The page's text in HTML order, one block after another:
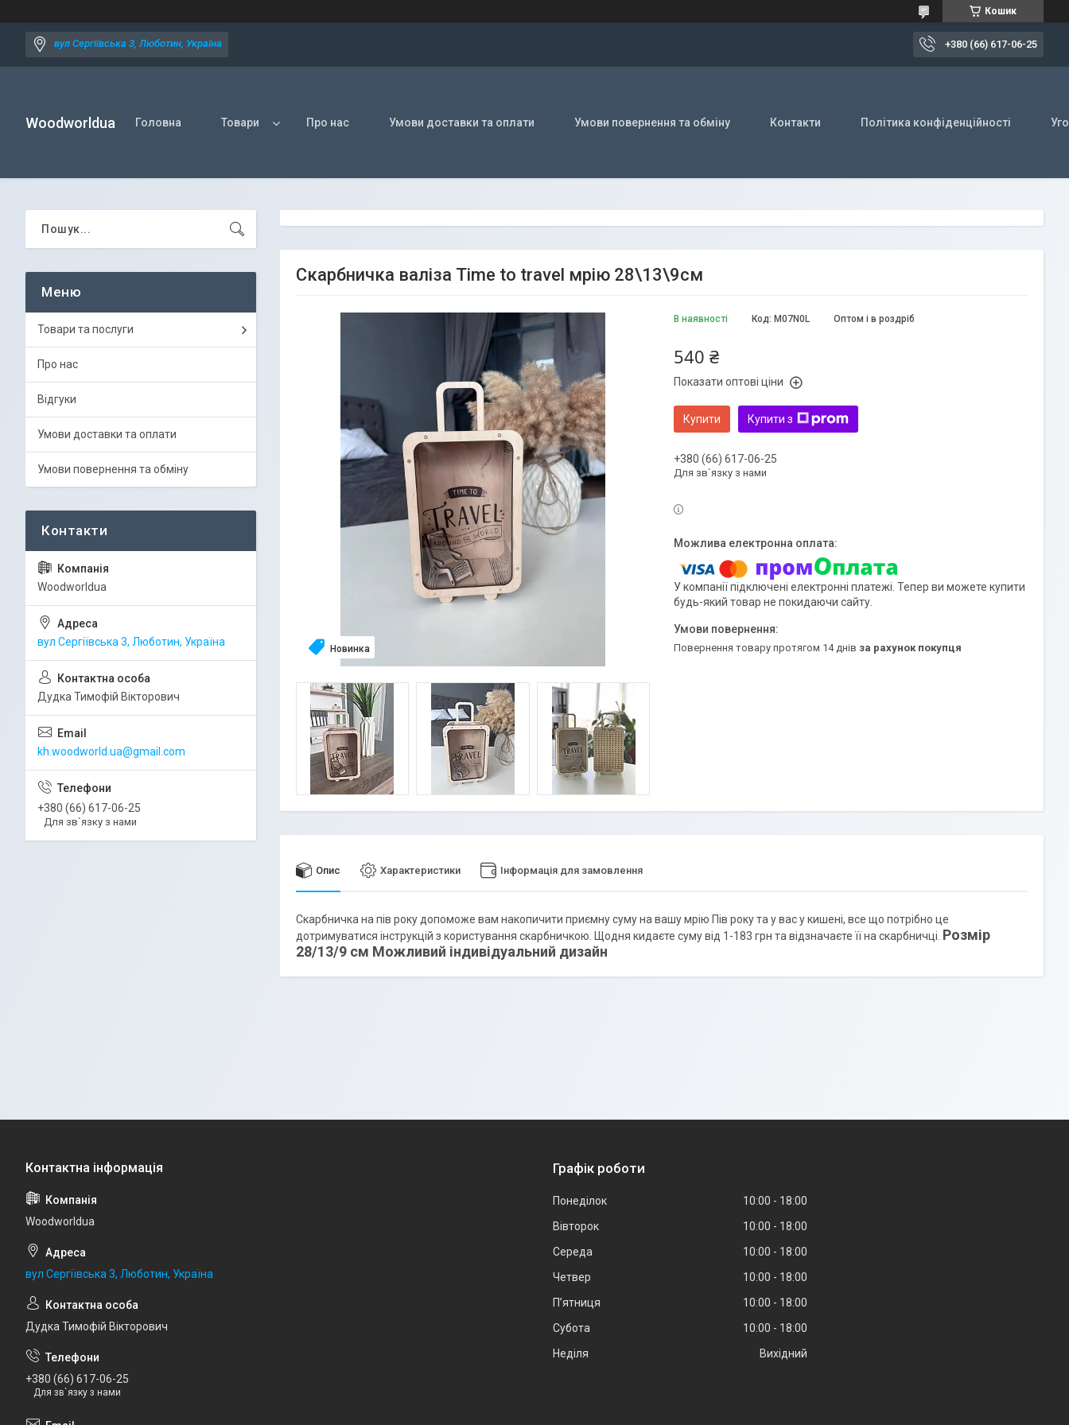
Кошик
вул Сергіївська 3, Люботин, Україна +380 (66) 617-06-25
Woodworldua Головна Товари Про нас Умови доставки та оплати Умови повернення та обміну Контакти Політика конфіденційності
Скарбничка валіза Time to travel мрію 28\13\9см
Новинка
В наявності Оптом і в роздріб
Код: M07N0L
540 ₴
Показати оптові ціни
Купити Купити з
+380 (66) 617-06-25
Для зв`язку з нами
У компанії підключені електронні платежі. Тепер ви можете купити
будь-який товар не покидаючи сайту.
повернення товару протягом 14 днів за рахунок покупця
Опис Характеристики Інформація для замовлення
Скарбничка на пів року допоможе вам накопичити приємну суму на вашу мрію Пів року та у вас у кишені, все що потрібно це
дотримуватися інструкцій з користування скарбничкою. Щодня кидаєте суму від 1-183 грн та відзначаєте її на скарбничці. Розмір
28/13/9 см Можливий індивідуальний дизайн
Товари та послуги
Про нас
Відгуки
Умови доставки та оплати
Умови повернення та обміну
Woodworldua
вул Сергіївська 3, Люботин, Україна
Дудка Тимофій Вікторович
kh.woodworld.ua@gmail.com
+380 (66) 617-06-25
Для зв`язку з нами
Woodworldua
вул Сергіївська 3, Люботин, Україна
Дудка Тимофій Вікторович
+380 (66) 617-06-25
Для зв`язку з нами
Графік роботи
Понеділок 10:00
18:00
Вівторок
10:00
18:00
Середа
10:00
18:00
Четвер
10:00
18:00
Пʼятниця
10:00
18:00
Субота
10:00
18:00
Неділя
Вихідний